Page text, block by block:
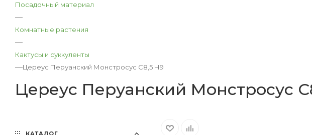
Посадочный материал
—
Комнатные растения
—
Кактусы и суккуленты
—Цереус Перуанский Монстросус С8,5 Н9
Цереус Перуанский Монстросус
КАТАЛОГ